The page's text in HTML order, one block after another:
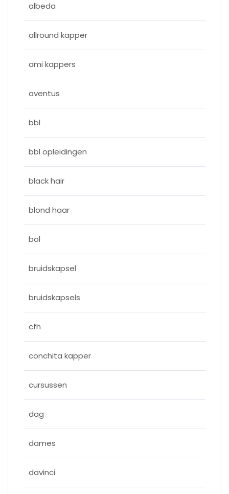
albeda
allround kapper
ami kappers
aventus
bbl
bbl opleidingen
black hair
blond haar
bol
bruidskapsel
bruidskapsels
cfh
conchita kapper
cursussen
dag
dames
davinci